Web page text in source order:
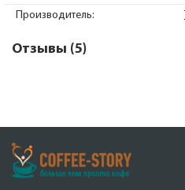
Производитель:
Отзывы (5)